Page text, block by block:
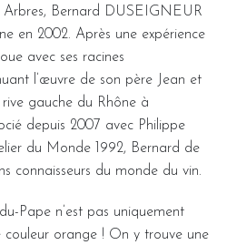
Arbres, Bernard DUSEIGNEUR
en 2002. Après une expérience
avec ses racines
l’œuvre de son père Jean et
gauche du Rhône à
depuis 2007 avec Philippe
du Monde 1992, Bernard de
connaisseurs du monde du vin.
Pape n’est pas uniquement
orange ! On y trouve une